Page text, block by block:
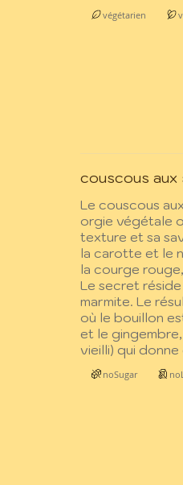
végétarien
couscous
Le couscous
orgie végétale
texture et sa
la carotte et le
la courge
Le secret
marmite. Le
où le bouillon
et le
vieilli) qui
noSugar